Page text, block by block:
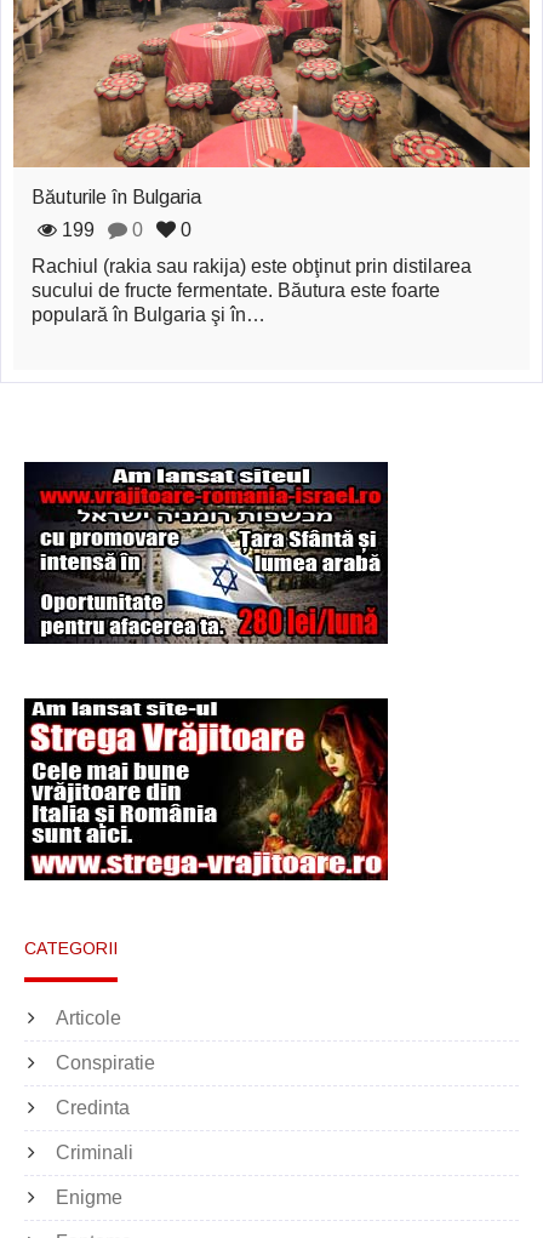
Magia în Thailanda
Madona lacrimilor
din Siracusa
(Silcilia)
Uimitoarea viaţă a
Teresei Neumann
Derba, un oraş
misterios vizitat şi
Şi-a vândut soţia
pentru un ritual de
magie neagră
Băuturile în Bulgaria
199
0
0
Rachiul (rakia sau rakija) este obţinut prin distilarea
sucului de fructe fermentate. Băutura este foarte
populară în Bulgaria şi în…
CATEGORII
Articole
Conspiratie
Credinta
Criminali
Enigme